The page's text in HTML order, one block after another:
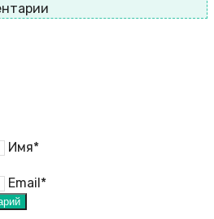
Имя*
Email*